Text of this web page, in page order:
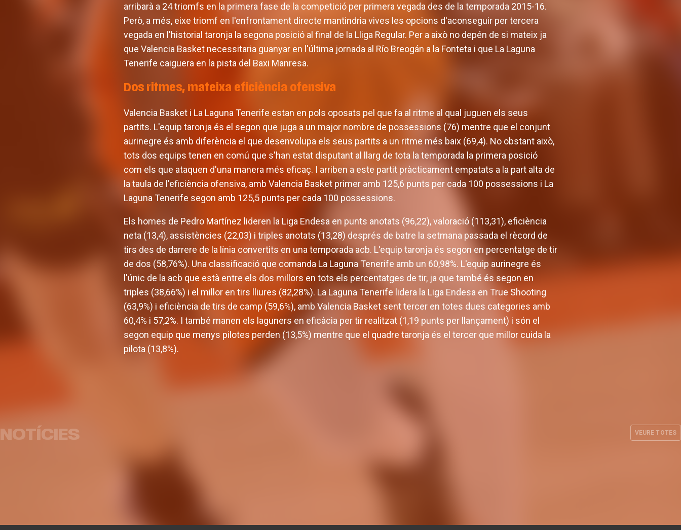
arribarà a 24 triomfs en la primera fase de la competició per primera vegada des de la temporada 2015-16.
Però, a més, eixe triomf en l'enfrontament directe mantindria vives les opcions d'aconseguir per tercera
vegada en l'historial taronja la segona posició al final de la Lliga Regular. Per a això no depén de si mateix ja
que Valencia Basket necessitaria guanyar en l'última jornada al Río Breogán a la Fonteta i que La Laguna
Tenerife caiguera en la pista del Baxi Manresa.
Dos ritmes, mateixa eficiència ofensiva
Valencia Basket i La Laguna Tenerife estan en pols oposats pel que fa al ritme al qual juguen els seus
partits. L'equip taronja és el segon que juga a un major nombre de possessions (76) mentre que el conjunt
aurinegre és amb diferència el que desenvolupa els seus partits a un ritme més baix (69,4). No obstant això,
tots dos equips tenen en comú que s'han estat disputant al llarg de tota la temporada la primera posició
com els que ataquen d'una manera més eficaç. I arriben a este partit pràcticament empatats a la part alta de
la taula de l'eficiència ofensiva, amb Valencia Basket primer amb 125,6 punts per cada 100 possessions i La
Laguna Tenerife segon amb 125,5 punts per cada 100 possessions.
Els homes de Pedro Martínez lideren la Liga Endesa en punts anotats (96,22), valoració (113,31), eficiència
neta (13,4), assistències (22,03) i triples anotats (13,28) després de batre la setmana passada el rècord de
tirs des de darrere de la línia convertits en una temporada acb. L'equip taronja és segon en percentatge de tir
de dos (58,76%). Una classificació que comanda La Laguna Tenerife amb un 60,98%. L'equip aurinegre és
l'únic de la acb que està entre els dos millors en tots els percentatges de tir, ja que també és segon en
triples (38,66%) i el millor en tirs lliures (82,28%). La Laguna Tenerife lidera la Liga Endesa en True Shooting
(63,9%) i eficiència de tirs de camp (59,6%), amb Valencia Basket sent tercer en totes dues categories amb
60,4% i 57,2%. I també manen els laguners en eficàcia per tir realitzat (1,19 punts per llançament) i són el
segon equip que menys pilotes perden (13,5%) mentre que el quadre taronja és el tercer que millor cuida la
pilota (13,8%).
NOTÍCIES VEURE TOTES
de Besiktas Istanbul